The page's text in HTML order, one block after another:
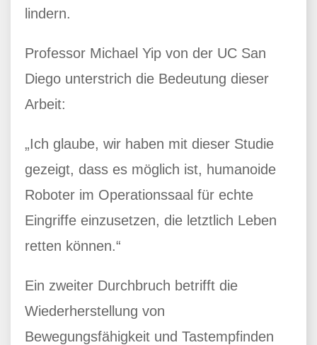
lindern.
Professor Michael Yip von der UC San
Diego unterstrich die Bedeutung dieser
Arbeit:
„Ich glaube, wir haben mit dieser Studie
gezeigt, dass es möglich ist, humanoide
Roboter im Operationssaal für echte
Eingriffe einzusetzen, die letztlich Leben
retten können.“
Ein zweiter Durchbruch betrifft die
Wiederherstellung von
Bewegungsfähigkeit und Tastempfinden